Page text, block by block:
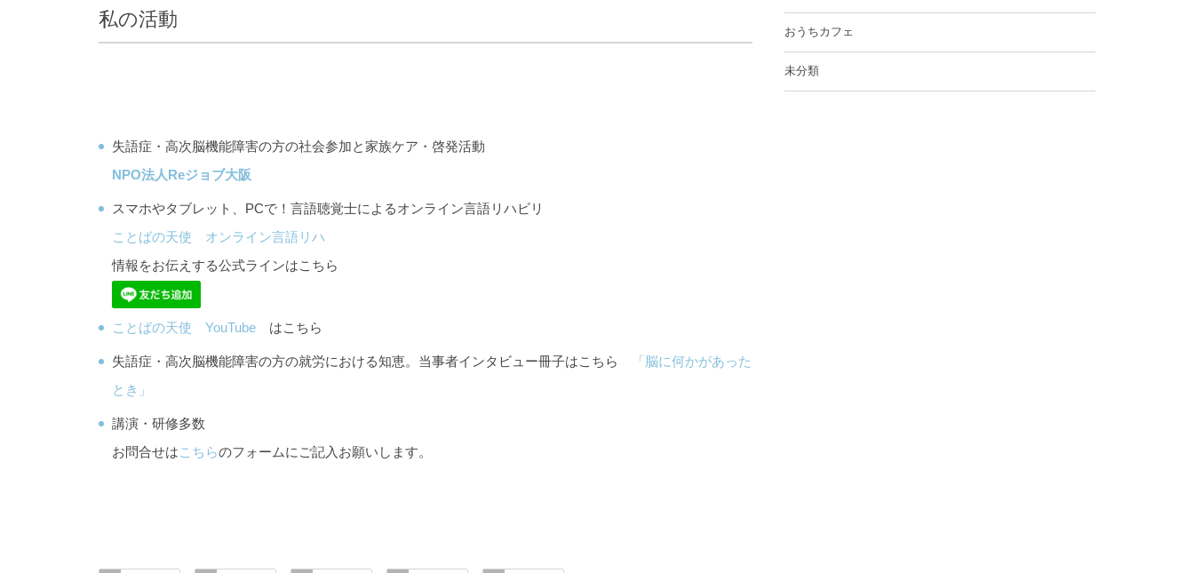
私の活動
失語症・高次脳機能障害の方の社会参加と家族ケア・啓発活動
NPO法人Reジョブ大阪
スマホやタブレット、PCで！言語聴覚士によるオンライン言語リハビリ
ことばの天使 オンライン言語リハ
情報をお伝えする公式ラインはこちら
ことばの天使 YouTube はこちら
失語症・高次脳機能障害の方の就労における知恵。当事者インタビュー冊子はこちら
「脳に何かがあった
とき」
講演・研修多数
お問合せはこちらのフォームにご記入お願いします。
おうちカフェ
未分類